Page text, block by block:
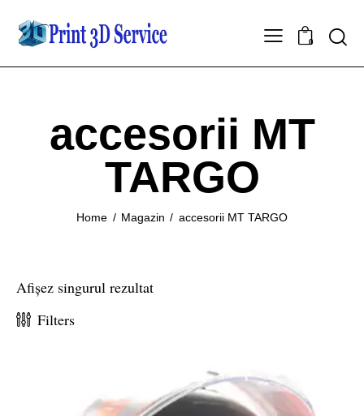
0
accesorii MT
TARGO
Home Magazin accesorii MT TARGO
Afișez singurul rezultat
Filters